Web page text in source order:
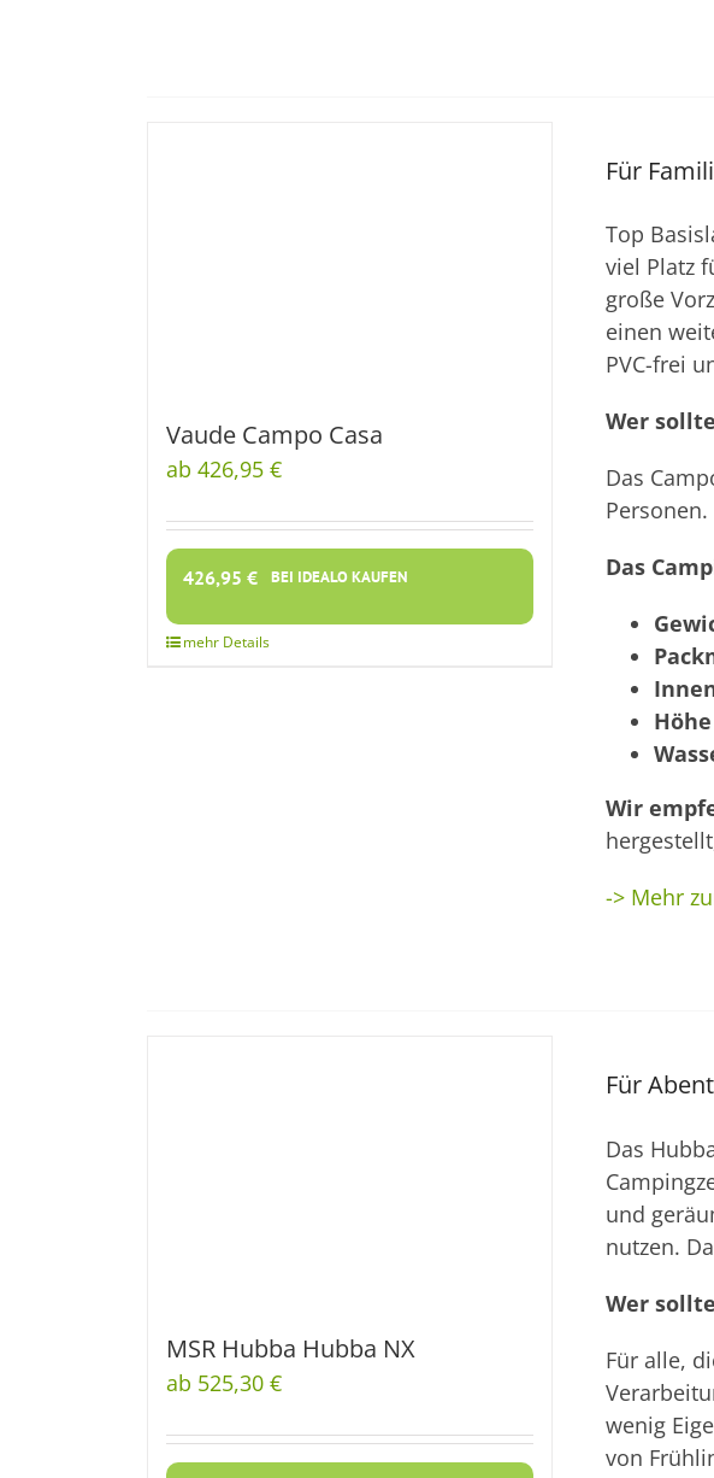
Vaude Campo Casa
ab 426,95 €
426,95 € BEI IDEALO KAUFEN
Für
Top
viel Platz
große
einen
PVC-frei
Wer
Das
Das
Wir
-> Mehr
MSR Hubba Hubba NX
ab 525,30 €
Für
Das
und
nutzen.
Wer
Für alle,
wenig
von